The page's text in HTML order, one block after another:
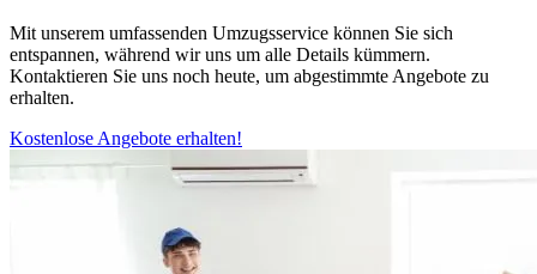
Mit unserem umfassenden Umzugsservice können Sie sich
entspannen, während wir uns um alle Details kümmern.
Kontaktieren Sie uns noch heute, um abgestimmte Angebote zu
erhalten.
Kostenlose Angebote erhalten!